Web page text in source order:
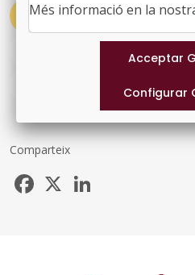
#ACTUALITAT
Comparteix
Facebook
Més informació en la